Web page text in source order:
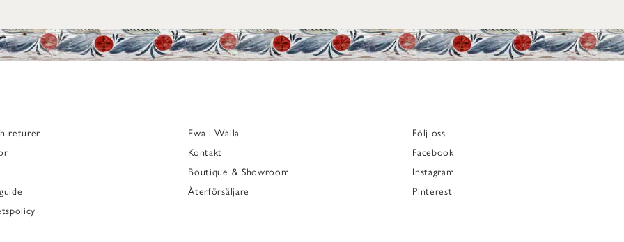
returer
Ewa i Walla
Kontakt
Boutique & Showroom
Återförsäljare
Följ oss
Facebook
Instagram
Pinterest